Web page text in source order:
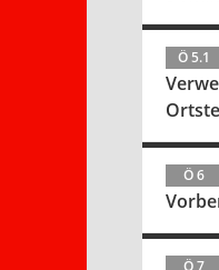
Ö 5.1
Ö 6
Ö 7